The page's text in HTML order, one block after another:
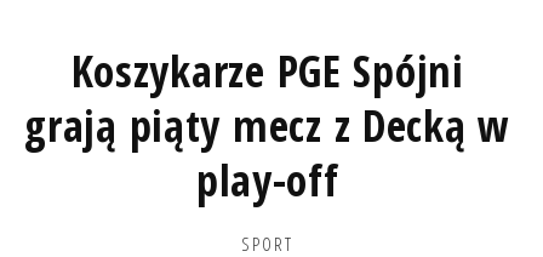
Koszykarze PGE Spójni
grają piąty mecz z Decką w
play-off
SPORT